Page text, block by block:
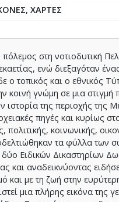
ΧΑΡΤΕΣ
στη νοτιοδυτική
ενώ διεξαγόταν
ο τοπικός και ο εθνικός
κοινή γνώμη σε μια
της περιοχής της
πηγές και κυρίως
κοινωνικής,
τα φύλλα των
Ειδικών Δικαστηρίων
και αναδεικνύοντας
και με τη ζωή στην
μια πλήρης εικόνα της